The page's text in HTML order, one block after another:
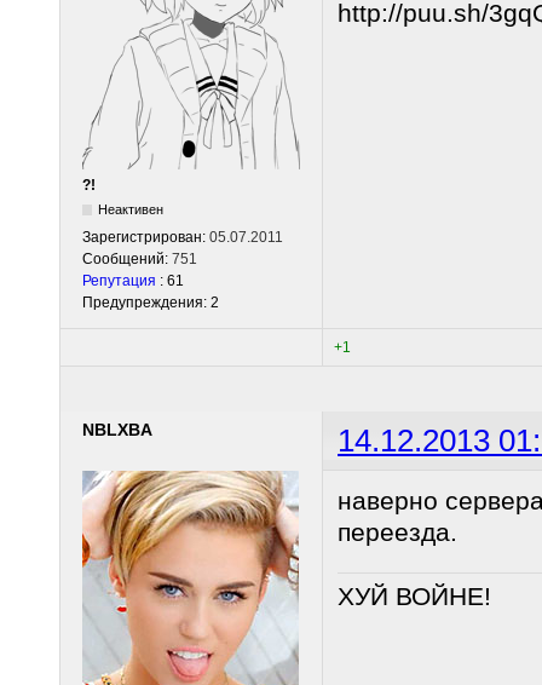
?!
Неактивен
Зарегистрирован: 05.07.2011
Сообщений: 751
Репутация : 61
Предупреждения: 2
+1
NBLXBA 14.12.2013
наверно
переезда.
ХУЙ ВОЙНЕ!